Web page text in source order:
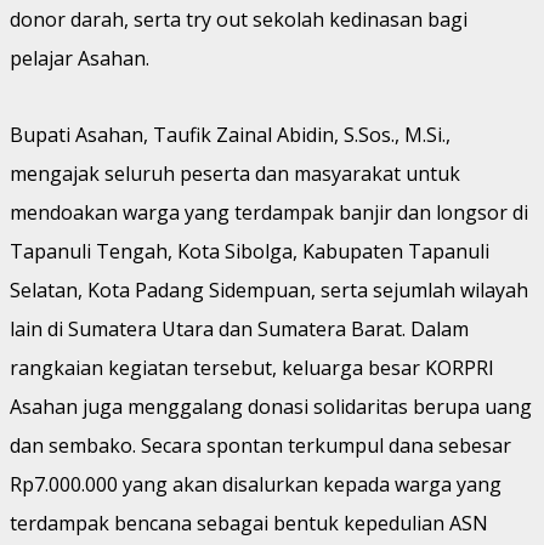
donor darah, serta try out sekolah kedinasan bagi
pelajar Asahan.
Bupati Asahan, Taufik Zainal Abidin, S.Sos., M.Si.,
mengajak seluruh peserta dan masyarakat untuk
mendoakan warga yang terdampak banjir dan longsor di
Tapanuli Tengah, Kota Sibolga, Kabupaten Tapanuli
Selatan, Kota Padang Sidempuan, serta sejumlah wilayah
lain di Sumatera Utara dan Sumatera Barat. Dalam
rangkaian kegiatan tersebut, keluarga besar KORPRI
Asahan juga menggalang donasi solidaritas berupa uang
dan sembako. Secara spontan terkumpul dana sebesar
Rp7.000.000 yang akan disalurkan kepada warga yang
terdampak bencana sebagai bentuk kepedulian ASN